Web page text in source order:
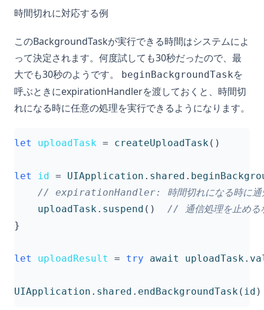
時間切れに対応する例
このBackgroundTaskが実行できる時間はシステムによ
って決定されます。何度試しても30秒だったので、最
大でも30秒のようです。
beginBackgroundTaskを
呼ぶときにexpirationHandlerを渡しておくと、時間切
れになる時に任意の処理を実行できるようになります。
let uploadTask = createUploadTask()
let id = UIApplication . shared .
// expirationHandler: 時間切れになる時に通
uploadTask. suspend ()
// 通信処理を止める
}
let uploadResult = try await uploadTask.
UIApplication . shared . endBackgroundTask( id )